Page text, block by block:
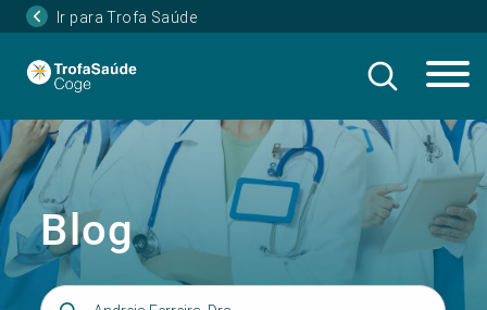
Ir para Trofa Saúde
Blog